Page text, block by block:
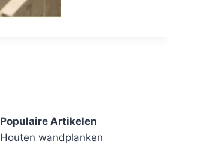
Populaire Artikelen
Houten wandplanken